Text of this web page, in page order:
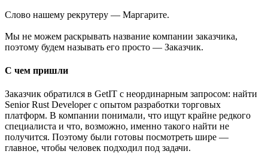
Слово нашему рекрутеру — Маргарите.
Мы не можем раскрывать название компании заказчика,
поэтому будем называть его просто — Заказчик.
С чем пришли
Заказчик обратился в GetIT с неординарным запросом: найти
Senior Rust Developer с опытом разработки торговых
платформ. В компании понимали, что ищут крайне редкого
специалиста и что, возможно, именно такого найти не
получится. Поэтому были готовы посмотреть шире —
главное, чтобы человек подходил под задачи.